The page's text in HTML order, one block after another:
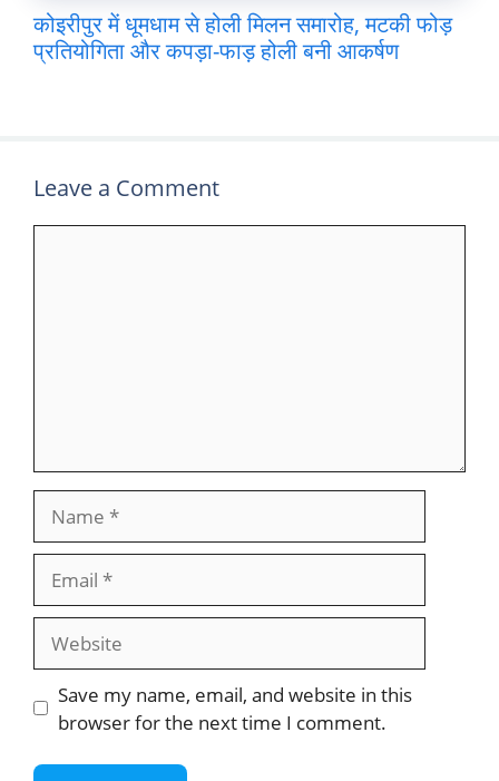
कोइरीपुर में धूमधाम से होली मिलन समारोह, मटकी फोड़
प्रतियोगिता और कपड़ा-फाड़ होली बनी आकर्षण
Leave a Comment
Save my name, email, and website in this
browser for the next time I comment.